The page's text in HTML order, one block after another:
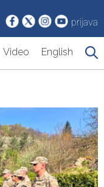
prijava
Video English